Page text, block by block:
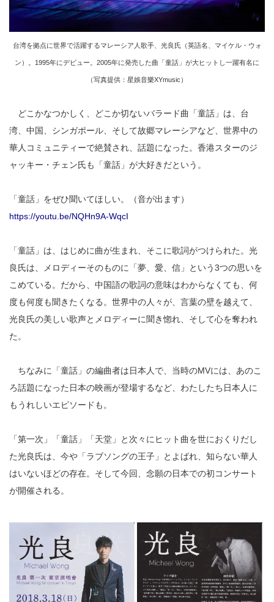
台湾を拠点に世界で活躍するマレーシア人歌手、光良氏（英語名、マイケル・ウォ
ン）。1995年にデビュー。2005年に発売した曲「童話」が大ヒットし一躍有名に
（写真提供：星娛音樂XYmusic）
どこかなつかしく、どこか切ないバラード曲「童話」は、台
湾、中国、シンガポール、そして故郷マレーシアなど、世界中の
華人コミュニティーで絶賛され、話題になった。香港スターのジ
ャッキー・チェン氏も「童話」が大好きだという。
「童話」をぜひ聞いてほしい。（音が出ます）
https://youtu.be/NQHn9A-WqcI
「童話」は、はじめに曲が生まれ、そこに歌詞がつけられた。光
良氏は、メロディーそのものに「夢、愛、信」という3つの思いを
こめている。だから、中国語の歌詞の意味はわからなくても、何
度も何度も聞きたくなる。世界中の人々が、言葉の壁を越えて、
光良氏の美しい歌声とメロディーに聞き惚れ、そして心を奪われ
た。
ちなみに「童話」の編曲者は日本人で、当時のMVには、あのこ
ろ話題になった日本の映画が登場するなど、わたしたち日本人に
もうれしいエピソードも。
「第一次」「童話」「天堂」と次々にヒット曲を世におくりだし
た光良氏は、今や「ラブソングの王子」とよばれ、知らない華人
はいないほどの存在。そして今回、念願の日本での初コンサート
が開催される。